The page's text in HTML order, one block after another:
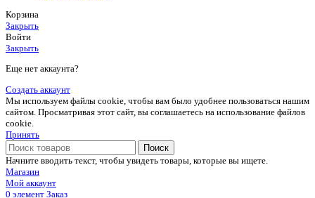
Корзина
Закрыть
Войти
Закрыть
Еще нет аккаунта?
Создать аккаунт
Мы используем файлы cookie, чтобы вам было удобнее пользоваться нашим
сайтом. Просматривая этот сайт, вы соглашаетесь на использование файлов
cookie.
Принять
Поиск
Начните вводить текст, чтобы увидеть товары, которые вы ищете.
Магазин
Мой аккаунт
0 элемент Заказ